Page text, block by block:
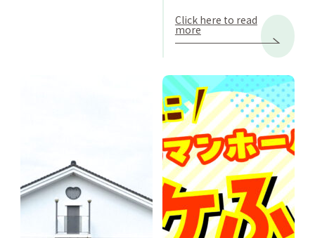
Click here to read
more